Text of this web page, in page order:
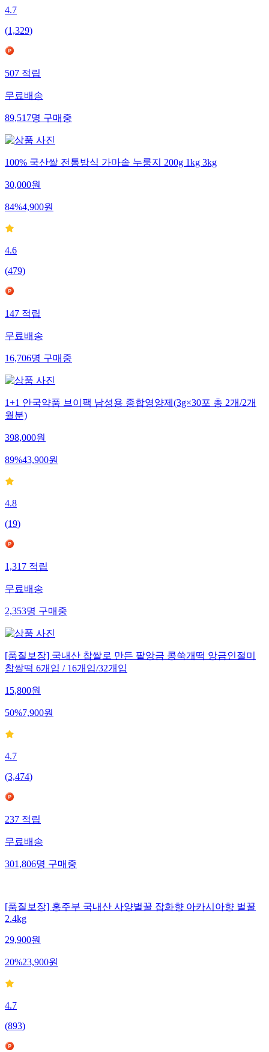
4.7
(1,329)
507적립
무료배송
89,517명구매중
100% 국산쌀 전통방식 가마솥 누룽지 200g 1kg 3kg
30,000원
84%4,900원
4.6
(479)
147적립
무료배송
16,706명구매중
1+1 안국약품 브이팩 남성용 종합영양제(3g×30포 총 2개/2개
월분)
398,000원
89%43,900원
4.8
(19)
1,317적립
무료배송
2,353명구매중
[품질보장] 국내산 찹쌀로 만든 팥앙금 콩쑥개떡 앙금인절미
찹쌀떡 6개입 / 16개입/32개입
15,800원
50%7,900원
4.7
(3,474)
237적립
무료배송
301,806명구매중
[품질보장] 홍주부 국내산 사양벌꿀 잡화향 아카시아향 벌꿀
2.4kg
29,900원
20%23,900원
4.7
(893)